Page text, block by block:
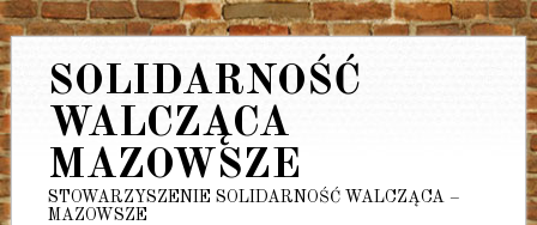
SOLIDARNOŚĆ
WALCZĄCA
MAZOWSZE
STOWARZYSZENIE SOLIDARNOŚĆ WALCZĄCA –
MAZOWSZE